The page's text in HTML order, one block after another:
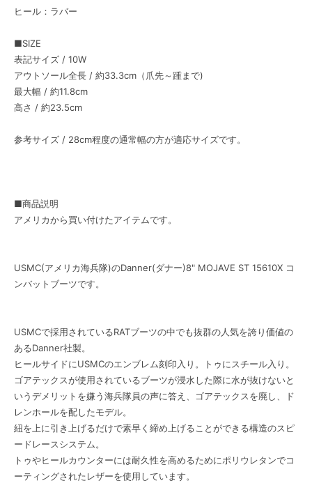
ヒール：ラバー
■SIZE
表記サイズ / 10W
アウトソール全長 / 約33.3cm（爪先～踵まで)
最大幅 / 約11.8cm
高さ / 約23.5cm
参考サイズ / 28cm程度の通常幅の方が適応サイズです。
■商品説明
アメリカから買い付けたアイテムです。
USMC(アメリカ海兵隊)のDanner(ダナー)8" MOJAVE ST 15610X コ
ンバットブーツです。
USMCで採用されているRATブーツの中でも抜群の人気を誇り価値の
あるDanner社製。
ヒールサイドにUSMCのエンブレム刻印入り。トゥにスチール入り。
ゴアテックスが使用されているブーツが浸水した際に水が抜けないと
いうデメリットを嫌う海兵隊員の声に答え、ゴアテックスを廃し、ド
レンホールを配したモデル。
紐を上に引き上げるだけで素早く締め上げることができる構造のスピ
ードレースシステム。
トゥやヒールカウンターには耐久性を高めるためにポリウレタンでコ
ーティングされたレザーを使用しています。